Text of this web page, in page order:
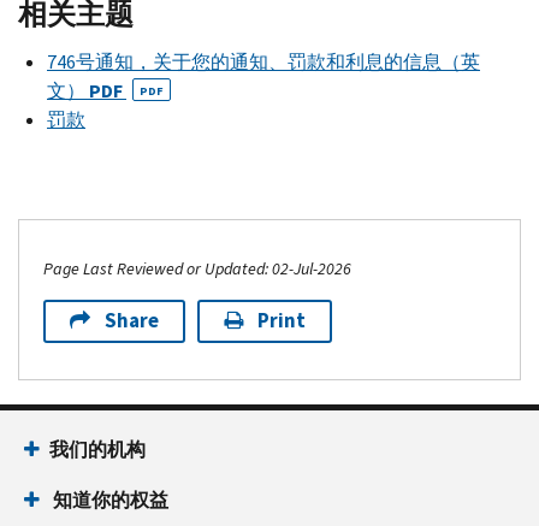
相关主题
746号通知，关于您的通知、罚款和利息的信息（英
文） PDF PDF
罚款
Page Last Reviewed or Updated: 02-Jul-2026
Share Print
我们的机构
知道你的权益